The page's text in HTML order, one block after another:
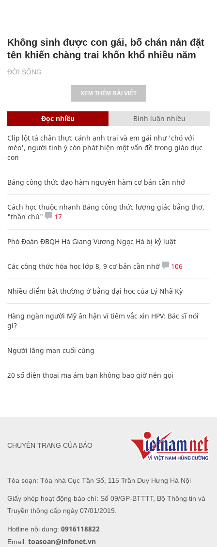
ĐỜI SỐNG
Không sinh được con gái, bố chán nản đặt
tên khiến chàng trai khốn khổ nhiều năm
XEM THÊM BÀI VIẾT
Đọc nhiều Bình luận nhiều
Clip lột tả chân thực cảnh anh trai và em gái như 'chó với
mèo', người tinh ý còn phát hiện một vấn đề trong giáo dục
con
Bảng công thức đạo hàm nguyên hàm cơ bản cần nhớ
Cách học thuộc nhanh Bảng công thức lượng giác bằng thơ,
"thần chú"
17
Phó Đoàn ĐBQH Hà Giang Vương Ngọc Hà bị kỷ luật
Các công thức hóa học lớp 8, 9 cơ bản cần nhớ 106
Nhiều điểm bất thường ở bằng đại học của Lý Nhã Kỳ
Hàng ngàn người Mỹ ân hận vì tiêm vắc xin HPV: Bác sĩ nói
gì?
Người lãng mạn cuối cùng
20 số điện thoại ma ám bạn không bao giờ nên gọi
Tòa soạn: Tòa nhà Cục Tần Số, 115 Trần Duy Hưng Hà Nội
Giấy phép hoạt động báo chí: Số 09/GP-BTTTT, Bộ Thông tin và
Truyền thông cấp ngày 07/01/2019.
Hotline nội dung: 0916118822
Email: toasoan@infonet.vn
CHUYÊN TRANG CỦA BÁO